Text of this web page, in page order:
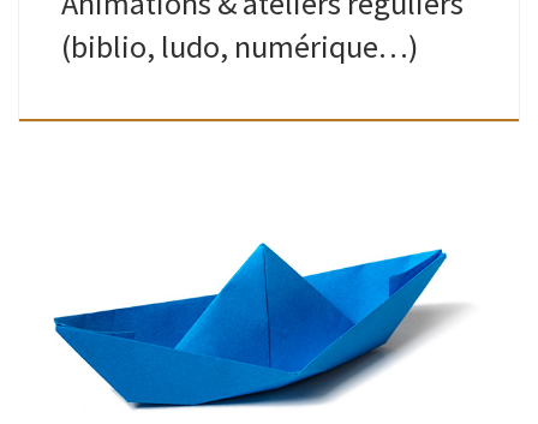
(biblio, ludo, numérique…)
Bibliothèques & Ludothèque de Watermael (quartier Keym)
mais toujours : retour possible des emprunts dans la boite à
livres, à hauteur du n° 7 rue Gratès, un peu plus loin sur […]